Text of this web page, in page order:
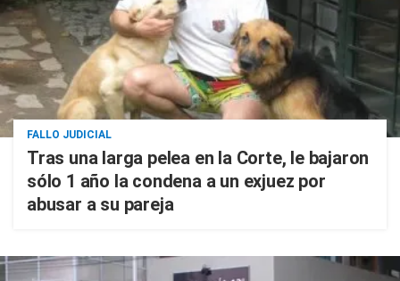
FALLO JUDICIAL
Tras una larga pelea en la Corte, le bajaron
sólo 1 año la condena a un exjuez por
abusar a su pareja